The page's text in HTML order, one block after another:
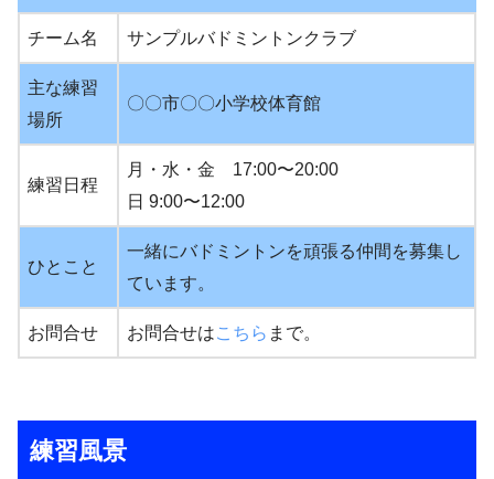
チーム名 サンプルバドミントンクラブ
主な練習
場所
〇〇市〇〇小学校体育館
練習日程
月・水・金 17:00〜20:00
日 9:00〜12:00
ひとこと
一緒にバドミントンを頑張る仲間を募集し
ています。
お問合せ お問合せはこちら まで。
練習風景